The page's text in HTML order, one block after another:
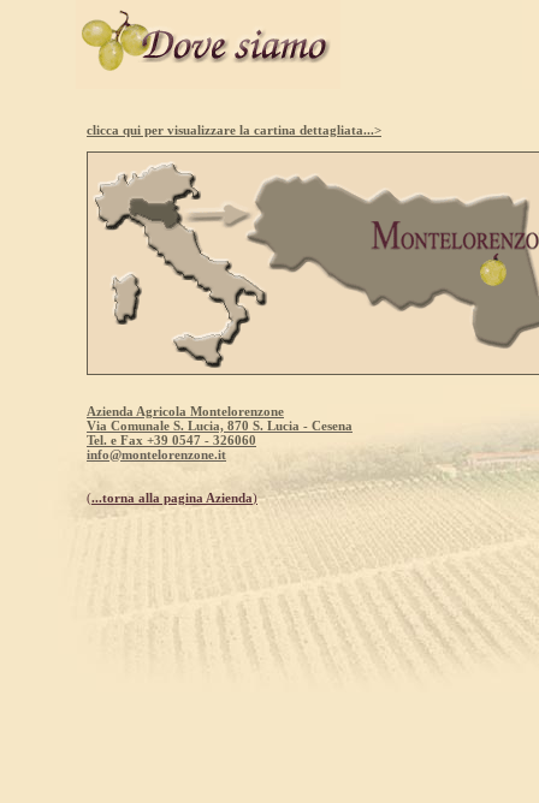
clicca qui per visualizzare la cartina dettagliata...>
Azienda Agricola Montelorenzone
Via Comunale S. Lucia, 870 S. Lucia - Cesena
Tel. e Fax +39 0547 - 326060
info@montelorenzone.it
(...torna alla pagina Azienda)